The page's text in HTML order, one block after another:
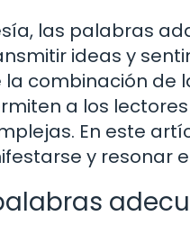
las palabras
ideas y
combinación
a los
En este
y resonar